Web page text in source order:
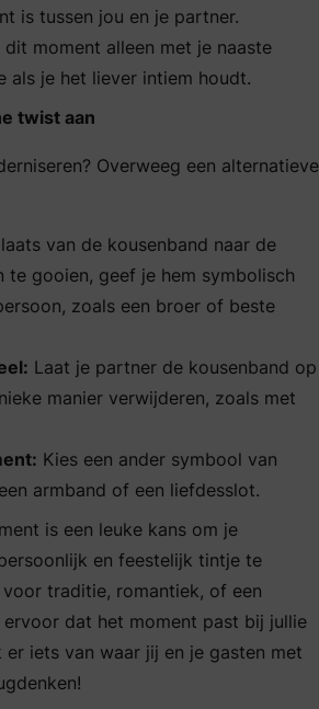
is tussen jou en je partner.
dit moment alleen met je naaste
als je het liever intiem houdt.
twist aan
Overweeg een alternatieve
van de kousenband naar de
te gooien, geef je hem symbolisch
zoals een broer of beste
Laat je partner de kousenband op
manier verwijderen, zoals met
Kies een ander symbool van
armband of een liefdesslot.
is een leuke kans om je
en feestelijk tintje te
traditie, romantiek, of een
dat het moment past bij jullie
er iets van waar jij en je gasten met